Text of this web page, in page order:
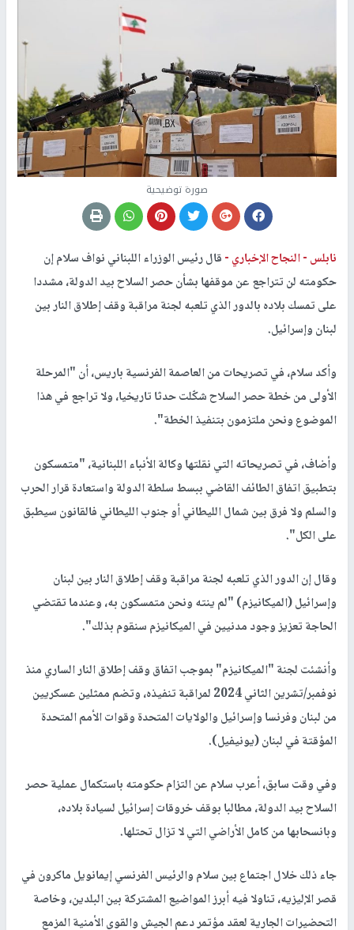
صورة توضيحية
نابلس -النجاح الإخباري -قال رئيس الوزراء اللبناني نواف سلام إن
حكومته لن تتراجع عن موقفها بشأن حصر السلاح بيد الدولة، مشددا
على تمسك بلاده بالدور الذي تلعبه لجنة مراقبة وقف إطلاق النار بين
لبنان وإسرائيل.
وأكد سلام، في تصريحات من العاصمة الفرنسية باريس، أن "المرحلة
الأولى من خطة حصر السلاح شكّلت حدثا تاريخيا، ولا تراجع في هذا
الموضوع ونحن ملتزمون بتنفيذ الخطة".
وأضاف، في تصريحاته التي نقلتها وكالة الأنباء اللبنانية، "متمسكون
بتطبيق اتفاق الطائف القاضي ببسط سلطة الدولة واستعادة قرار الحرب
والسلم ولا فرق بين شمال الليطاني أو جنوب الليطاني فالقانون سيطبق
على الكل".
وقال إن الدور الذي تلعبه لجنة مراقبة وقف إطلاق النار بين لبنان
وإسرائيل (الميكانيزم) "لم ينته ونحن متمسكون به، وعندما تقتضي
الحاجة تعزيز وجود مدنيين في الميكانيزم سنقوم بذلك".
وأنشئت لجنة "الميكانيزم" بموجب اتفاق وقف إطلاق النار الساري منذ
نوفمبر/تشرين الثاني 2024 لمراقبة تنفيذه، وتضم ممثلين عسكريين
من لبنان وفرنسا وإسرائيل والولايات المتحدة وقوات الأمم المتحدة
المؤقتة في لبنان (يونيفيل).
وفي وقت سابق، أعرب سلام عن التزام حكومته باستكمال عملية حصر
السلاح بيد الدولة، مطالبا بوقف خروقات إسرائيل لسيادة بلاده،
وبانسحابها من كامل الأراضي التي لا تزال تحتلها.
جاء ذلك خلال اجتماع بين سلام والرئيس الفرنسي إيمانويل ماكرون في
قصر الإليزيه، تناولا فيه أبرز المواضيع المشتركة بين البلدين، وخاصة
التحضيرات الجارية لعقد مؤتمر دعم الجيش والقوى الأمنية المزمع